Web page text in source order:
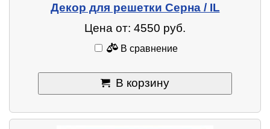
Декор для решетки Серна / IL
Цена от: 4550 руб.
В сравнение
В корзину